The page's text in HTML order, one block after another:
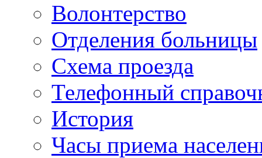
Волонтерство
Отделения больницы
Схема проезда
Телефонный
История
Часы приема